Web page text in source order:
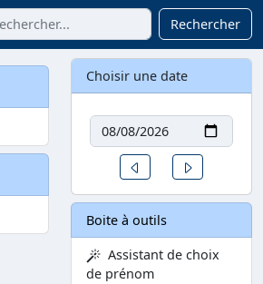
Rechercher
Choisir une date
Date
Un jour avant
Boite à outils
Assistant de choix
de prénom